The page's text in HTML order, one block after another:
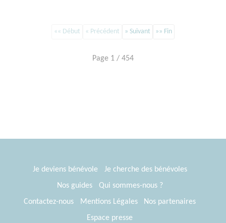
«« Début « Précédent » Suivant »» Fin
Page 1 / 454
Je deviens bénévole
Je cherche des bénévoles
Nos guides
Qui sommes-nous ?
Contactez-nous
Mentions Légales
Nos partenaires
Espace presse